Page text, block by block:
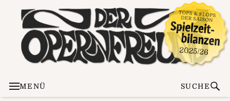
MENÜ SUCHE